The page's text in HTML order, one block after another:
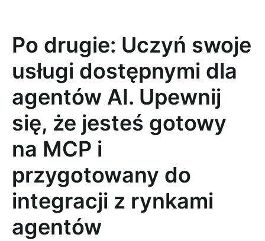
Po drugie: Uczyń swoje
usługi dostępnymi dla
agentów AI. Upewnij
się, że jesteś gotowy
na MCP i
przygotowany do
integracji z rynkami
agentów